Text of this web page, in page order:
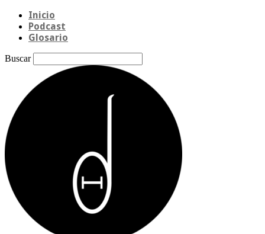
Inicio
Podcast
Glosario
Buscar